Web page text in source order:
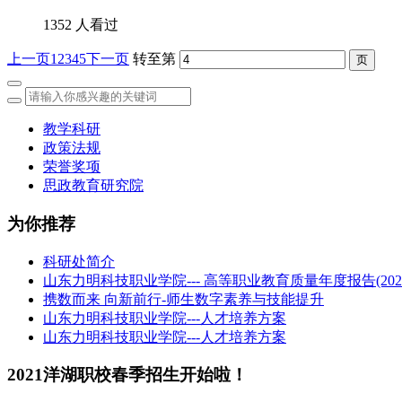
1352 人看过
上一页1 2345下一页 转至第
教学科研
政策法规
荣誉奖项
思政教育研究院
为你推荐
科研处简介
山东力明科技职业学院--- 高等职业教育质量年度报告
携数而来 向新前行-师生数字素养与技能提升
山东力明科技职业学院---人才培养方案
山东力明科技职业学院---人才培养方案
2021洋湖职校春季招生开始啦！